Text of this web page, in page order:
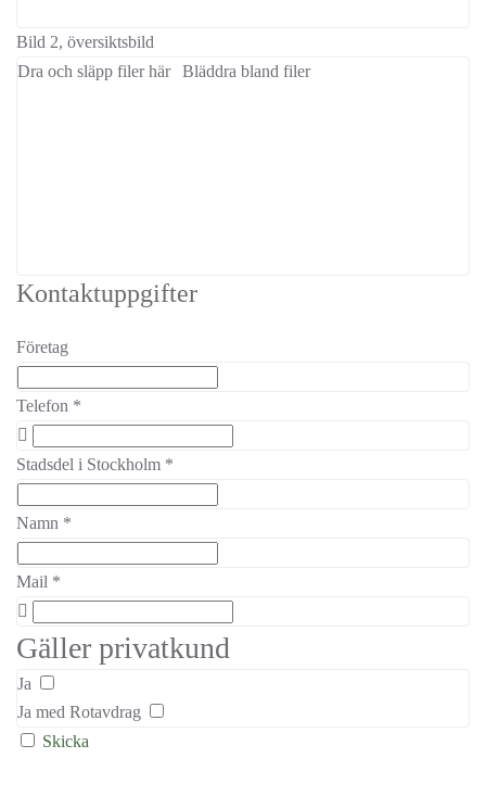
Bild 2, översiktsbild
Dra och släpp filer här
Bläddra bland filer
Kontaktuppgifter
Företag
Telefon *
Stadsdel i Stockholm *
Namn *
Mail *
Gäller privatkund
Ja
Ja med Rotavdrag
Skicka